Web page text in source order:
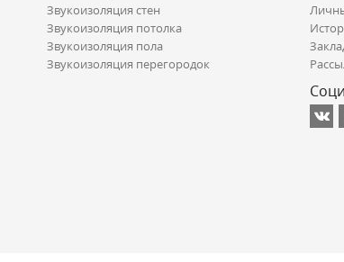
Звукоизоляция стен
Звукоизоляция потолка
Звукоизоляция пола
Звукоизоляция перегородок